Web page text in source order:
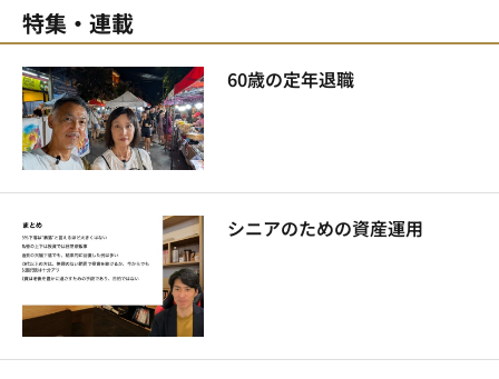
特集・連載
60歳の定年退職
シニアのための資産運用